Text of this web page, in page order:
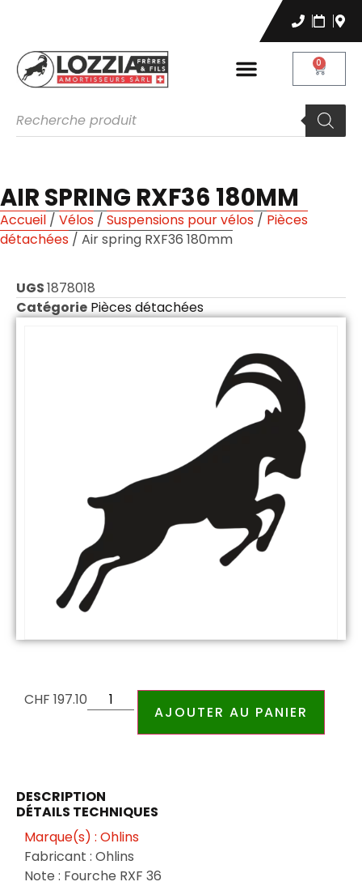
0
AIR SPRING RXF36 180MM
Accueil / Vélos / Suspensions pour vélos / Pièces
détachées / Air spring RXF36 180mm
UGS1878018
Catégorie Pièces détachées
CHF 197.10
AJOUTER AU PANIER
DESCRIPTION
DÉTAILS TECHNIQUES
Marque(s) : Ohlins
Fabricant : Ohlins
Note : Fourche RXF 36